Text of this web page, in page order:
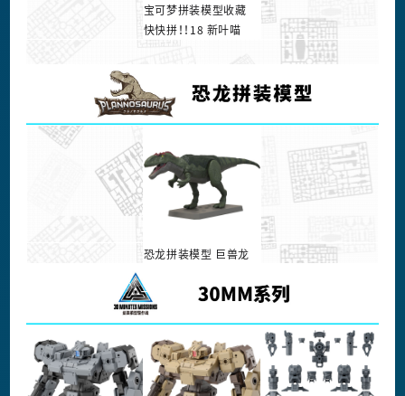
宝可梦拼装模型收藏
快快拼！！18 新叶喵
恐龙拼装模型 巨兽龙